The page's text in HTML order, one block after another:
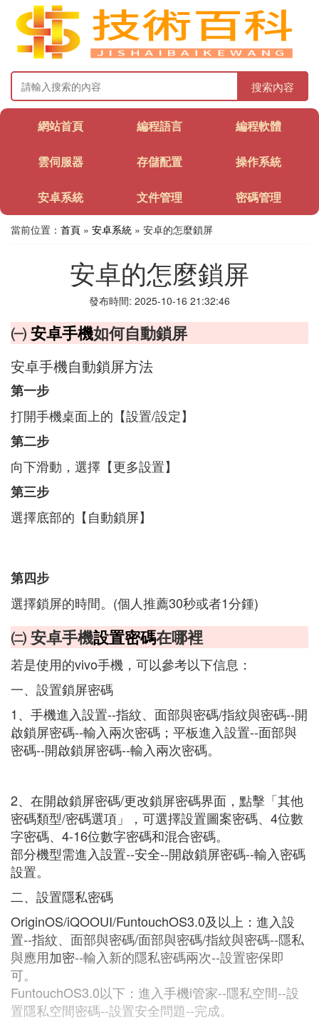
搜索內容
網站首頁 編程語言 編程軟體
雲伺服器 存儲配置 操作系統
安卓系統 文件管理 密碼管理
當前位置： 首頁 » 安卓系統 » 安卓的怎麼鎖屏
安卓的怎麼鎖屏
發布時間: 2025-10-16 21:32:46
㈠安卓手機如何自動鎖屏
安卓手機自動鎖屏方法
第一步
打開手機桌面上的【設置/設定】
第二步
向下滑動，選擇【更多設置】
第三步
選擇底部的【自動鎖屏】
第四步
選擇鎖屏的時間。(個人推薦30秒或者1分鍾)
㈡ 安卓手機設置密碼在哪裡
若是使用的vivo手機，可以參考以下信息：
一、設置鎖屏密碼
1、手機進入設置--指紋、面部與密碼/指紋與密碼--開
啟鎖屏密碼--輸入兩次密碼；平板進入設置--面部與
密碼--開啟鎖屏密碼--輸入兩次密碼。
2、在開啟鎖屏密碼/更改鎖屏密碼界面，點擊「其他
密碼類型/密碼選項」，可選擇設置圖案密碼、4位數
字密碼、4-16位數字密碼和混合密碼。
部分機型需進入設置--安全--開啟鎖屏密碼--輸入密碼
設置。
二、設置隱私密碼
OriginOS/iQOOUI/FuntouchOS3.0及以上：進入設
置--指紋、面部與密碼/面部與密碼/指紋與密碼--隱私
與應用加密--輸入新的隱私密碼兩次--設置密保即
可。
FuntouchOS3.0以下：進入手機i管家--隱私空間--設
置隱私空間密碼--設置安全問題--完成。